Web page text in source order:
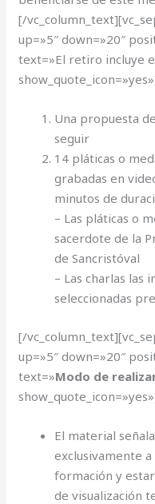
[/
up=»5″ down=»20″
text=»El retiro incluye
Una propuesta
seguir
14 pláticas o
grabadas en
minutos de
– Las pláticas o
sacerdote de la
de Sancristóval
– Las charlas las
seleccionadas
[/
up=»5″ down=»20″
text=»Modo de
El material
exclusivamente
formación y
de visualización